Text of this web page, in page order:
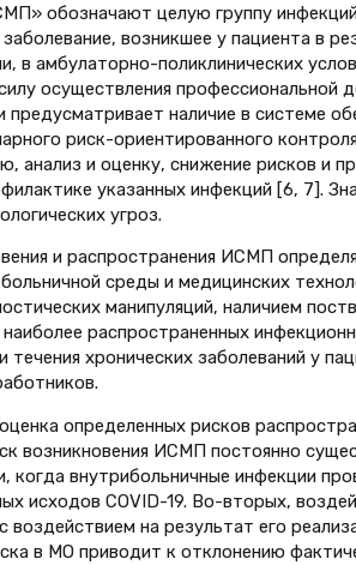
обозначают целую группу
возникшее у пациента в
в амбулаторно-поликлинических
осуществления профессиональной
предусматривает наличие в системе
риск-ориентированного
анализ и оценку, снижение рисков и
указанных инфекций [6, 7].
угроз.
и распространения ИСМП
среды и медицинских
манипуляций, наличием
распространенных
течения хронических заболеваний у
определенных рисков
возникновения ИСМП постоянно
когда внутрибольничные инфекции
исходов COVID-19. Во-вторых,
воздействием на результат его
в МО приводит к отклонению